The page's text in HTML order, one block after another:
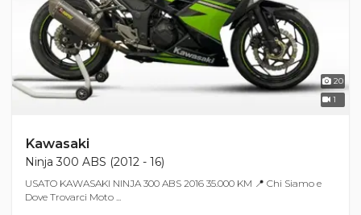
20
1
Kawasaki
Ninja 300 ABS (2012 - 16)
USATO KAWASAKI NINJA 300 ABS 2016 35.000 KM 📍 Chi Siamo e
Dove Trovarci Moto ...